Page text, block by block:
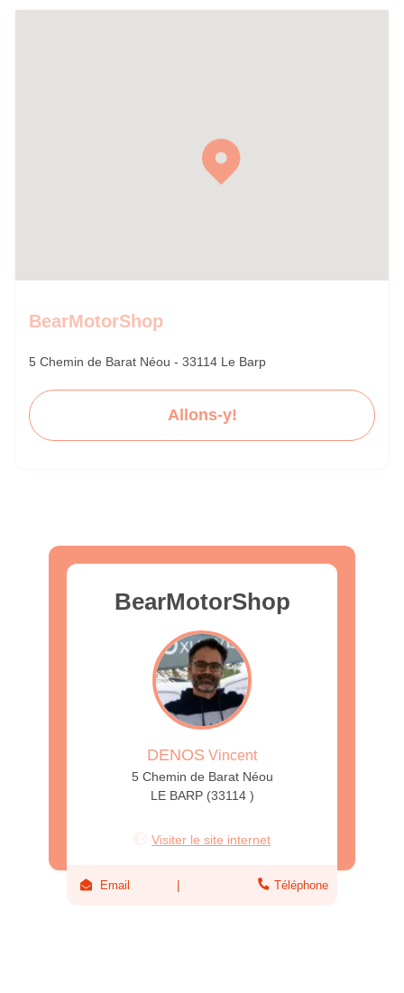
BearMotorShop
5 Chemin de Barat Néou - 33114 Le Barp
Allons-y!
BearMotorShop
DENOS Vincent
5 Chemin de Barat Néou
LE BARP (33114 )
Visiter le site internet
Email Téléphone